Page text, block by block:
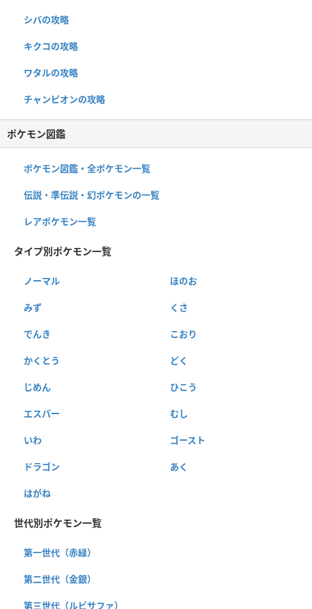
シバの攻略
キクコの攻略
ワタルの攻略
チャンピオンの攻略
ポケモン図鑑
ポケモン図鑑・全ポケモン一覧
伝説・準伝説・幻ポケモンの一覧
レアポケモン一覧
タイプ別ポケモン一覧
ノーマル ほのお
みず くさ
でんき こおり
かくとう どく
じめん ひこう
エスパー むし
いわ ゴースト
ドラゴン あく
はがね
世代別ポケモン一覧
第一世代（赤緑）
第二世代（金銀）
第三世代（ルビサファ）